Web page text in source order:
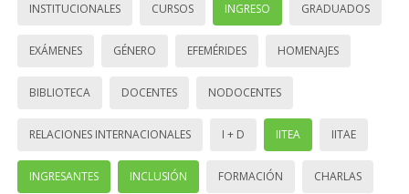
INSTITUCIONALES CURSOS INGRESO GRADUADOS
EXÁMENES GÉNERO EFEMÉRIDES HOMENAJES
BIBLIOTECA DOCENTES NODOCENTES
RELACIONES INTERNACIONALES I + D IITEA IITAE
INGRESANTES INCLUSIÓN FORMACIÓN CHARLAS